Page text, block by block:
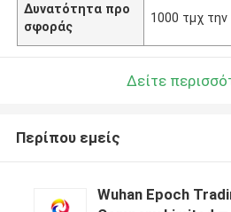
Δυνατότητα προ
σφοράς
1000 τμχ
Δείτε
Περίπου εμείς
Wuhan Epoch